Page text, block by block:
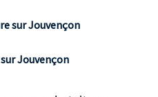
sur Jouvençon
Jouvençon